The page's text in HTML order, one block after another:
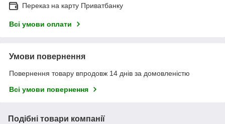
Переказ на карту Приватбанку
Всі умови оплати
Умови повернення
Повернення товару впродовж 14 днів за домовленістю
Всі умови повернення
Подібні товари компанії